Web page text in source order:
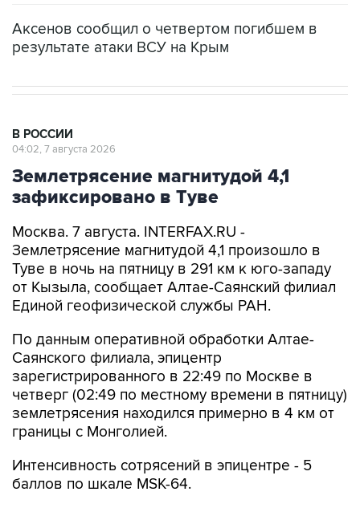
Аксенов сообщил о четвертом погибшем в
результате атаки ВСУ на Крым
В РОССИИ
04:02, 7 августа 2026
Землетрясение магнитудой 4,1
зафиксировано в Туве
Москва. 7 августа. INTERFAX.RU -
Землетрясение магнитудой 4,1 произошло в
Туве в ночь на пятницу в 291 км к юго-западу
от Кызыла, сообщает Алтае-Саянский филиал
Единой геофизической службы РАН.
По данным оперативной обработки Алтае-
Саянского филиала, эпицентр
зарегистрированного в 22:49 по Москве в
четверг (02:49 по местному времени в пятницу)
землетрясения находился примерно в 4 км от
границы с Монголией.
Интенсивность сотрясений в эпицентре - 5
баллов по шкале MSK-64.